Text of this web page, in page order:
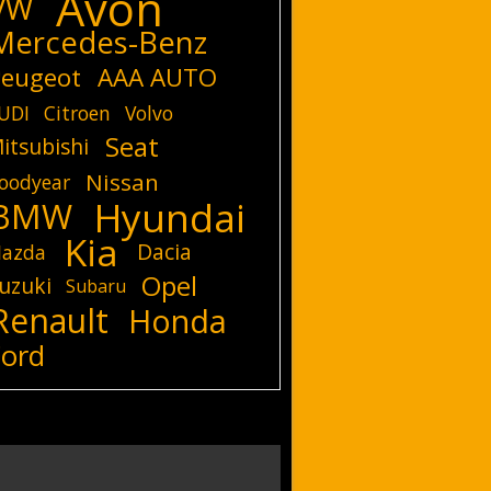
Benz
AAA AUTO
Citroen Volvo
Seat
Nissan
Hyundai
Kia
Dacia
Subaru Opel
Honda